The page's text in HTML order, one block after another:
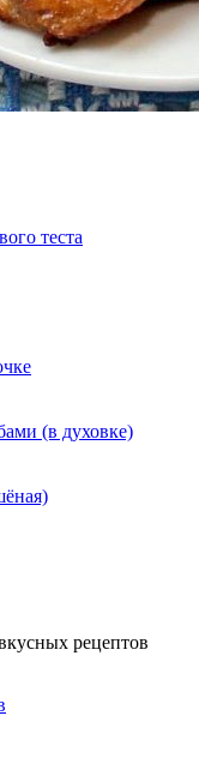
теста
(в духовке)
рецептов